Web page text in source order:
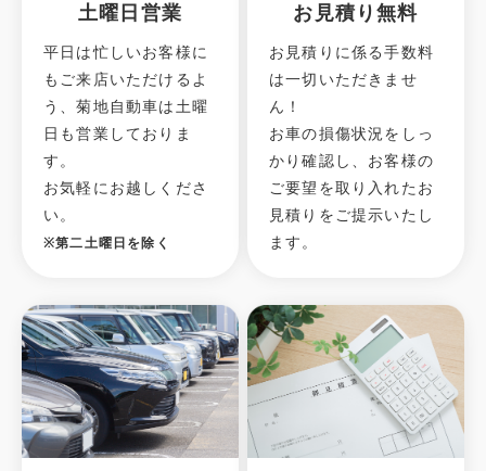
土曜日営業
平日は忙しいお客様に
もご来店いただけるよ
う、菊地自動車は土曜
日も営業しておりま
す。
お気軽にお越しくださ
い。
※第二土曜日を除く
お見積り無料
お見積りに係る手数料
は一切いただきませ
ん！
お車の損傷状況をしっ
かり確認し、お客様の
ご要望を取り入れたお
見積りをご提示いたし
ます。